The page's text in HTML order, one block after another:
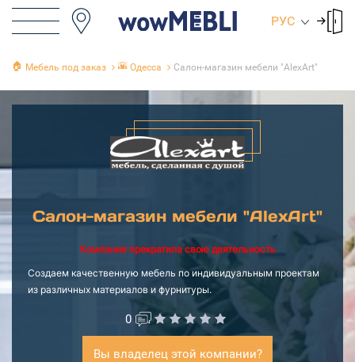
РУС
🏠 Мебель под заказ 🌇 Одесса Салон-магазин мебели "AlexArt"
Салон-магазин мебели "AlexArt"
Компания прекратила свою деятельность
Создаем качественную мебель по индивидуальным проектам
из различных материалов и фурнитуры.
0
Вы владелец этой компании?